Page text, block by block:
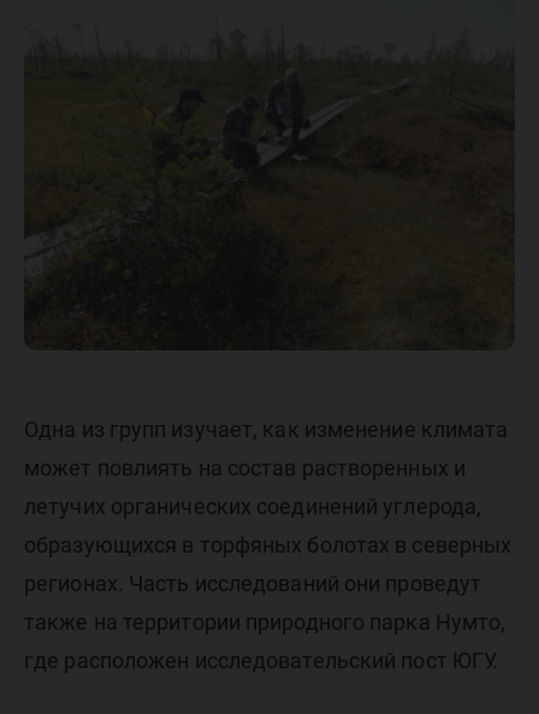
на базе
Одна из групп изучает, как изменение климата
может повлиять на состав растворенных и
летучих органических соединений углерода,
образующихся в торфяных болотах в северных
регионах. Часть исследований они проведут
также на территории природного парка Нумто,
где расположен исследовательский пост ЮГУ.